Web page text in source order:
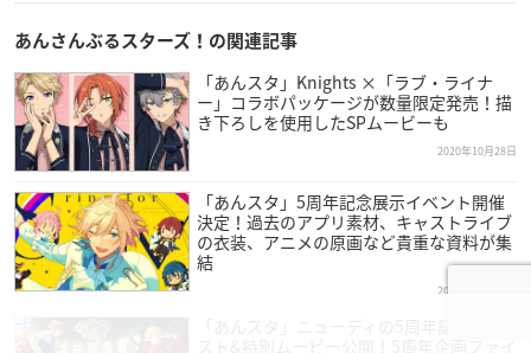
あんさんぶるスターズ！の関連記事
「あんスタ」Knights ×「ラブ・ライナ
ー」コラボパッケージが数量限定発売！描
き下ろしを使用したSPムービーも
2020年10月28日
「あんスタ」5周年記念展示イベント開催
決定！過去のアプリ素材、キャストライブ
の衣装、アニメの原画など貴重な資料が集
結
2020年10月27日